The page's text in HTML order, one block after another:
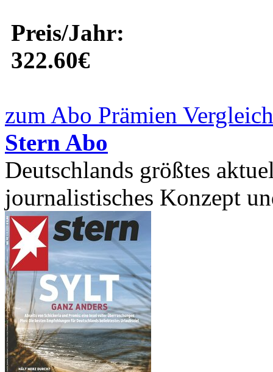
Preis/Jahr:
322.60€
zum Abo Prämien
Stern Abo
Deutschlands größtes
journalistisches Konzept